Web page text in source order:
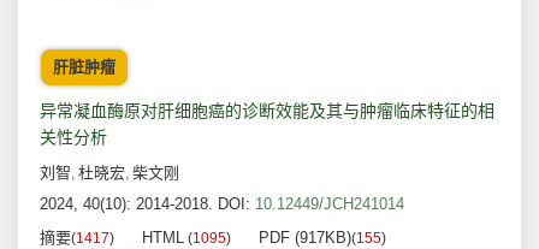
肝脏肿瘤
异常凝血酶原对肝细胞癌的诊断效能及其与肿瘤临床特征的相
关性分析
刘智, 杜晓宏, 柴文刚
2024, 40(10): 2014-2018. DOI: 10.12449/JCH241014
摘要(1417) HTML (1095) PDF (917KB)(155)